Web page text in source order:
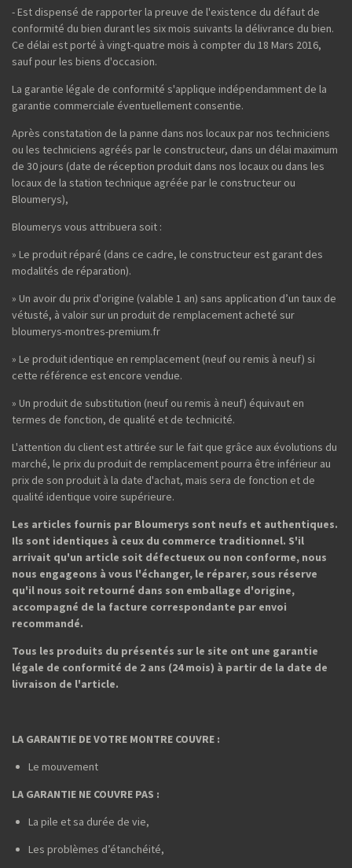
- Est dispensé de rapporter la preuve de l'existence du défaut de
conformité du bien durant les six mois suivants la délivrance du bien.
Ce délai est porté à vingt-quatre mois à compter du 18 Mars 2016,
sauf pour les biens d'occasion.
La garantie légale de conformité s'applique indépendamment de la
garantie commerciale éventuellement consentie.
Après constatation de la panne dans nos locaux par nos techniciens
ou les techniciens agréés par le constructeur, dans un délai maximum
de 30 jours (date de réception produit dans nos locaux ou dans les
locaux de la station technique agréée par le constructeur ou
Bloumerys),
Bloumerys vous attribuera soit :
» Le produit réparé (dans ce cadre, le constructeur est garant des
modalités de réparation).
» Un avoir du prix d'origine (valable 1 an) sans application d’un taux de
vétusté, à valoir sur un produit de remplacement acheté sur
bloumerys-montres-premium.fr
» Le produit identique en remplacement (neuf ou remis à neuf) si
cette référence est encore vendue.
» Un produit de substitution (neuf ou remis à neuf) équivaut en
termes de fonction, de qualité et de technicité.
L'attention du client est attirée sur le fait que grâce aux évolutions du
marché, le prix du produit de remplacement pourra être inférieur au
prix de son produit à la date d'achat, mais sera de fonction et de
qualité identique voire supérieure.
Les articles fournis par Bloumerys sont neufs et authentiques.
Ils sont identiques à ceux du commerce traditionnel. S'il
arrivait qu'un article soit défectueux ou non conforme, nous
nous engageons à vous l'échanger, le réparer, sous réserve
qu'il nous soit retourné dans son emballage d'origine,
accompagné de la facture correspondante par envoi
recommandé.
Tous les produits du présentés sur le site ont une garantie
légale de conformité de 2 ans (24 mois) à partir de la date de
livraison de l'article.
LA GARANTIE DE VOTRE MONTRE COUVRE :
Le mouvement
LA GARANTIE NE COUVRE PAS :
La pile et sa durée de vie,
Les problèmes d’étanchéité,